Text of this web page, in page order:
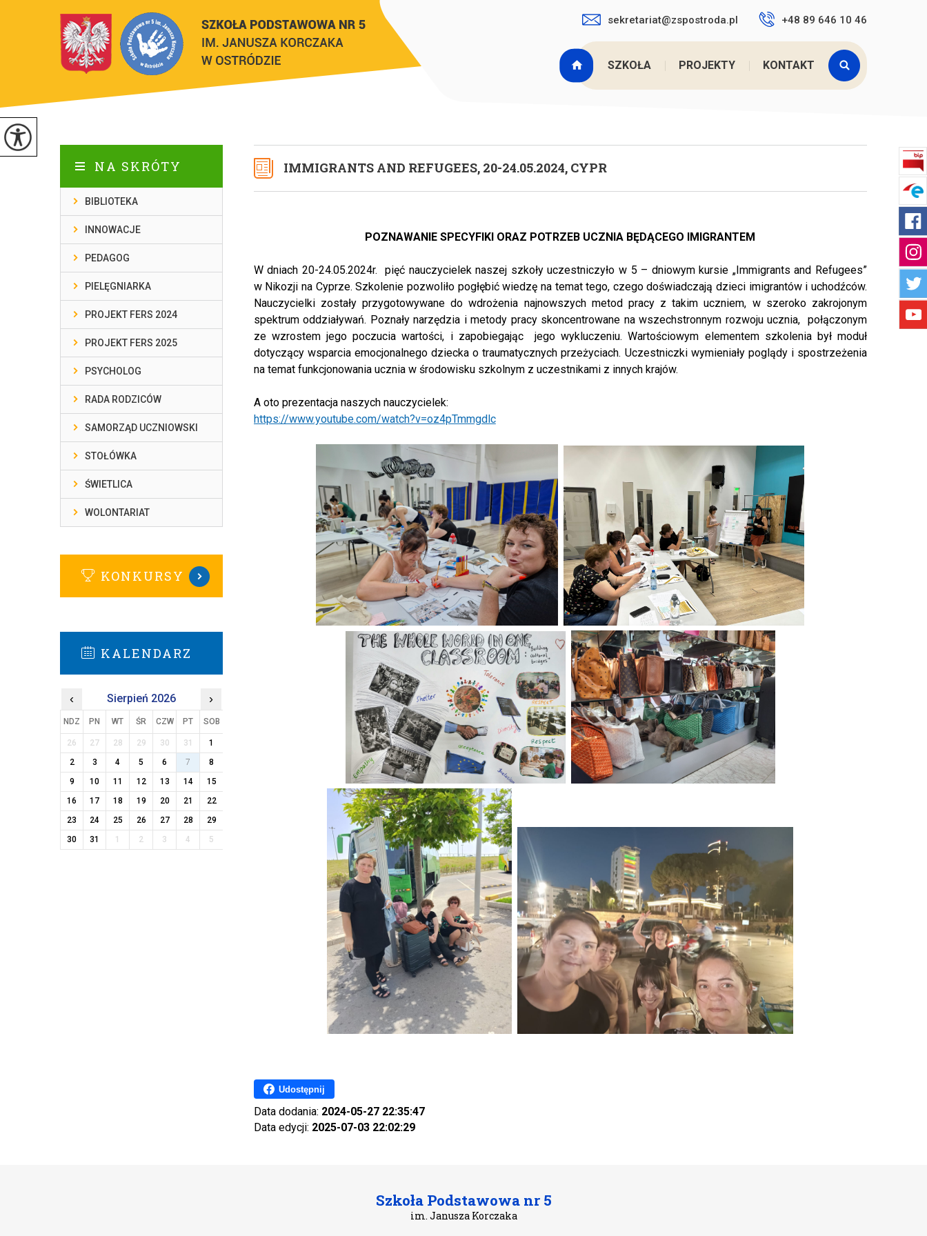
sekretariat@zspostroda.pl +48 89 646 10 46
SZKOŁA PROJEKTY KONTAKT
Jesteś tutaj:Home > Szkoła > O s ... > Pro ... > Immigra ...
IMMIGRANTS AND REFUGEES, 20-24.05.2024, CYPR
POZNAWANIE SPECYFIKI ORAZ POTRZEB UCZNIA BĘDĄCEGO IMIGRANTEM
W dniach 20-24.05.2024r. pięć nauczycielek naszej szkoły uczestniczyło w 5 – dniowym kursie „Immigrants and Refugees”
w Nikozji na Cyprze. Szkolenie pozwoliło pogłębić wiedzę na temat tego, czego doświadczają dzieci imigrantów i uchodźców.
Nauczycielki zostały przygotowywane do wdrożenia najnowszych metod pracy z takim uczniem, w szeroko zakrojonym
spektrum oddziaływań. Poznały narzędzia i metody pracy skoncentrowane na wszechstronnym rozwoju ucznia, połączonym
ze wzrostem jego poczucia wartości, i zapobiegając jego wykluczeniu. Wartościowym elementem szkolenia był moduł
dotyczący wsparcia emocjonalnego dziecka o traumatycznych przeżyciach. Uczestniczki wymieniały poglądy i spostrzeżenia
na temat funkcjonowania ucznia w środowisku szkolnym z uczestnikami z innych krajów.
A oto prezentacja naszych nauczycielek:
https://www.youtube.com/watch?v=oz4pTmmgdlc
Udostępnij
Data dodania: 2024-05-27 22:35:47
Data edycji: 2025-07-03 22:02:29
NA SKRÓTY
BIBLIOTEKA
INNOWACJE
PEDAGOG
PIELĘGNIARKA
PROJEKT FERS 2024
PROJEKT FERS 2025
PSYCHOLOG
RADA RODZICÓW
SAMORZĄD UCZNIOWSKI
STOŁÓWKA
ŚWIETLICA
WOLONTARIAT
KONKURSY
KALENDARZ
‹ Sierpień 2026 ›
NDZ PN WT ŚR CZW PT SOB
26 27 28 29 30 31
1
2
3 4 5 6 7
8
9
10 11 12 13 14
15
16
17 18 19 20 21
22
23
24 25 26 27 28
29
30
31 1 2 3 4 5
Szkoła Podstawowa nr 5
im. Janusza Korczaka